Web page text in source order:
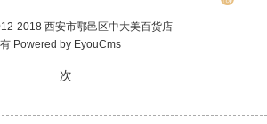
2018 西安市鄠邑区中大美百货店
Powered by EyouCms
次